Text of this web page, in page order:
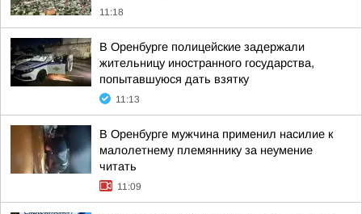
11:18
В Оренбурге полицейские задержали
жительницу иностранного государства,
попытавшуюся дать взятку
11:13
В Оренбурге мужчина применил насилие к
малолетнему племяннику за неумение
читать
11:09